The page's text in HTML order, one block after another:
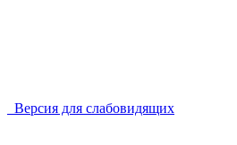
Версия для слабовидящих